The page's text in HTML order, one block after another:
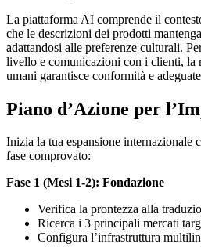
La piattaforma AI comprende il
che le descrizioni dei prodotti
adattandosi alle preferenze culturali.
livello e comunicazioni con i clienti, la
umani garantisce conformità e
Piano d’Azione per
Inizia la tua espansione internazionale
fase comprovato:
Fase 1 (Mesi 1-2): Fondazione
Verifica la prontezza alla
Ricerca i 3 principali mercati
Configura l’infrastruttura